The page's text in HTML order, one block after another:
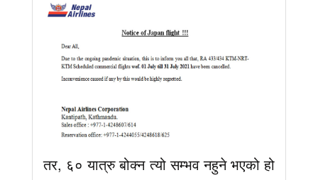
तर, ६० यात्रु बोक्न त्यो सम्भव नहुने भएको हो